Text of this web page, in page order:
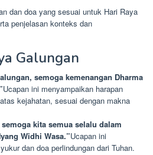
dan doa yang sesuai untuk Hari Raya
penjelasan konteks dan
Galungan
semoga kemenangan Dharma
Ucapan ini menyampaikan harapan
kejahatan, sesuai dengan makna
kita semua selalu dalam
Widhi Wasa.”Ucapan ini
dan doa perlindungan dari Tuhan.